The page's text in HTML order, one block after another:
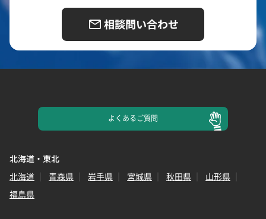
相談問い合わせ
よくあるご質問
北海道・東北
北海道
青森県 岩手県 宮城県 秋田県
山形県
福島県